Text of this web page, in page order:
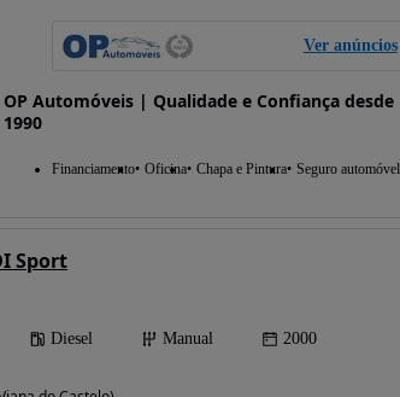
Ver anúncios
OP Automóveis | Qualidade e Confiança desde
1990
Financiamento Oficina Chapa e Pintura Seguro automóvel
Sport
Diesel Manual 2000